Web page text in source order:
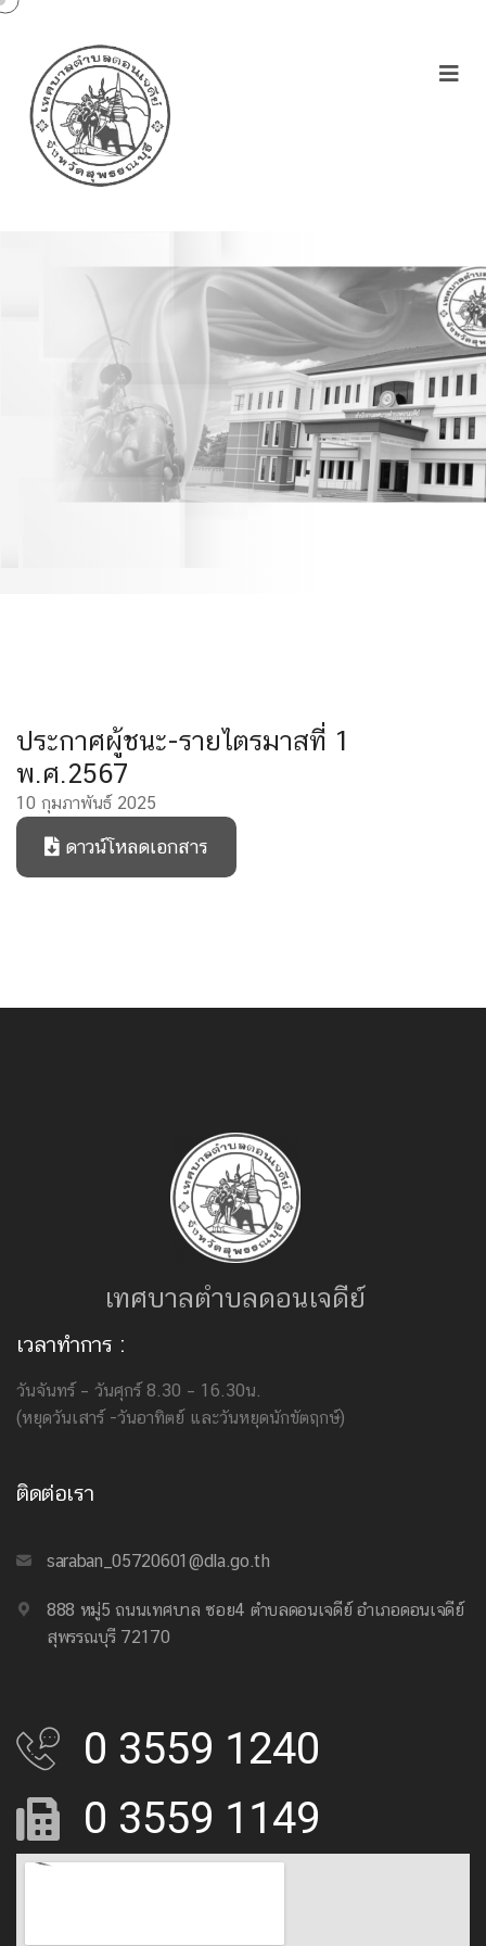
ประกาศผู้ชนะ-รายไตรมาสที่
1 พ.ศ.2567
ประกาศผู้ชนะ-รายไตรมาสที่ 1
พ.ศ.2567
10 กุมภาพันธ์ 2025
ดาวน์โหลดเอกสาร
เทศบาลตำบลดอนเจดีย์
เวลาทำการ :
วันจันทร์ – วันศุกร์ 8.30 – 16.30น.
(หยุดวันเสาร์ -วันอาทิตย์ และวันหยุดนักขัตฤกษ์)
ติดต่อเรา
saraban_05720601@dla.go.th
888 หมู่5 ถนนเทศบาล ซอย4 ตำบลดอนเจดีย์ อำเภอดอนเจดีย์
สุพรรณบุรี 72170
0 3559 1240
0 3559 1149